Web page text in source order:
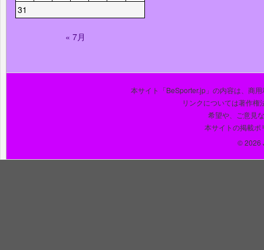
31
« 7月
本サイト「BeSporter.jp」の内容は、商
リンクについては著作権
希望や、ご意見
本サイトの掲載ポ
© 2026